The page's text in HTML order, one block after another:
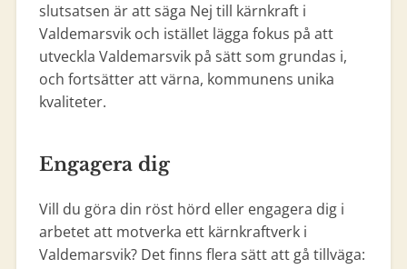
slutsatsen är att säga Nej till kärnkraft i
Valdemarsvik och istället lägga fokus på att
utveckla Valdemarsvik på sätt som grundas i,
och fortsätter att värna, kommunens unika
kvaliteter.
Engagera dig
Vill du göra din röst hörd eller engagera dig i
arbetet att motverka ett kärnkraftverk i
Valdemarsvik? Det finns flera sätt att gå tillväga: